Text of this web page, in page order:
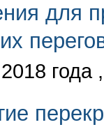
для
года